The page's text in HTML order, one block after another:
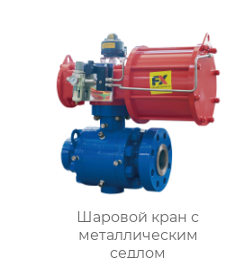
Шаровой кран с
металлическим
седлом